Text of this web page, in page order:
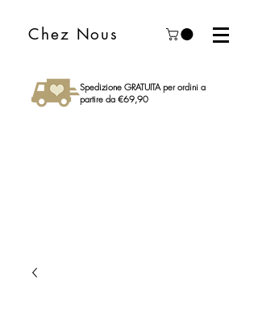
Chez Nous
Spedizione GRATUITA per ordini a
partire da €69,90